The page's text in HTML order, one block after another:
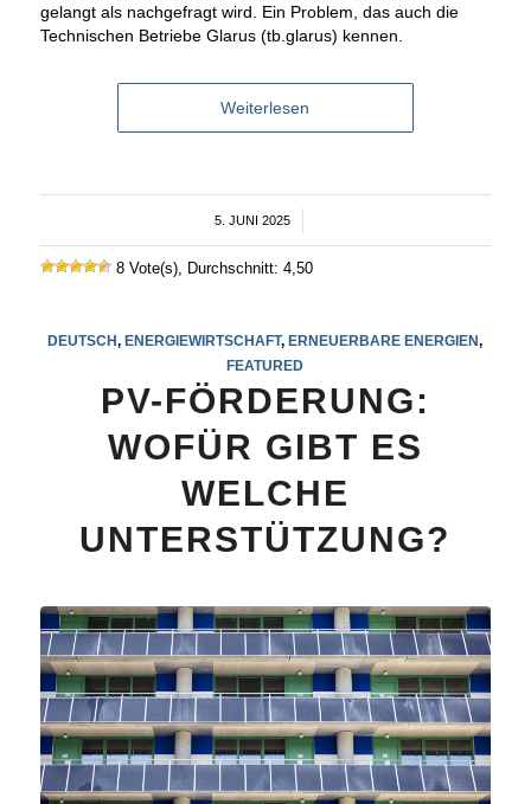
gelangt als nachgefragt wird. Ein Problem, das auch die
Technischen Betriebe Glarus (tb.glarus) kennen.
Weiterlesen
5. JUNI 2025
/
8 Vote(s), Durchschnitt: 4,50
DEUTSCH,ENERGIEWIRTSCHAFT,ERNEUERBARE ENERGIEN,
FEATURED
PV-FÖRDERUNG:
WOFÜR GIBT ES
WELCHE
UNTERSTÜTZUNG?